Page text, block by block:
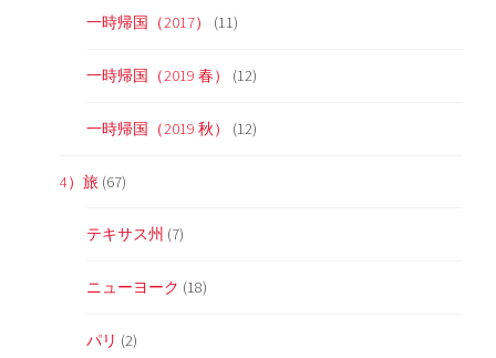
一時帰国（2017） (11)
一時帰国（2019 春） (12)
一時帰国（2019 秋） (12)
4）旅 (67)
テキサス州 (7)
ニューヨーク (18)
パリ (2)